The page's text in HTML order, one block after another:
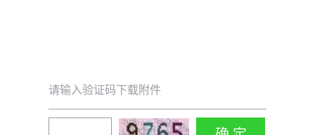
请输入验证码下载附件